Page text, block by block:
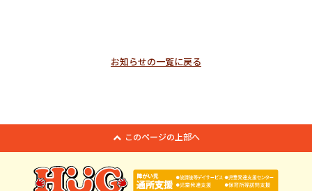
お知らせの一覧に戻る
このページの上部へ